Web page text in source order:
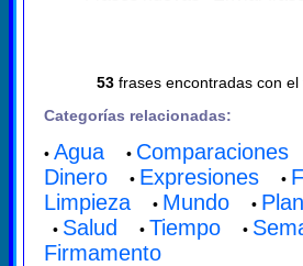
53frases encontradas con el
Categorías relacionadas:
• Agua • Comparaciones
Dinero • Expresiones •
Limpieza • Mundo •
• Salud • Tiempo •
Firmamento